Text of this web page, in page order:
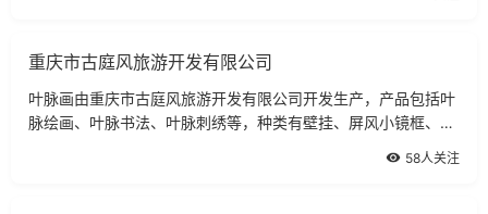
重庆市古庭风旅游开发有限公司
叶脉画由重庆市古庭风旅游开发有限公司开发生产，产品包括叶
脉绘画、叶脉书法、叶脉刺绣等，种类有壁挂、屏风小镜框、贺
58人关注